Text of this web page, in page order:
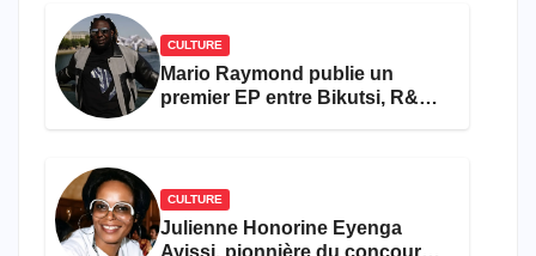
CULTURE
Mario Raymond publie un
premier EP entre Bikutsi, R&B
CULTURE
Julienne Honorine Eyenga
Ayissi, pionnière du concours